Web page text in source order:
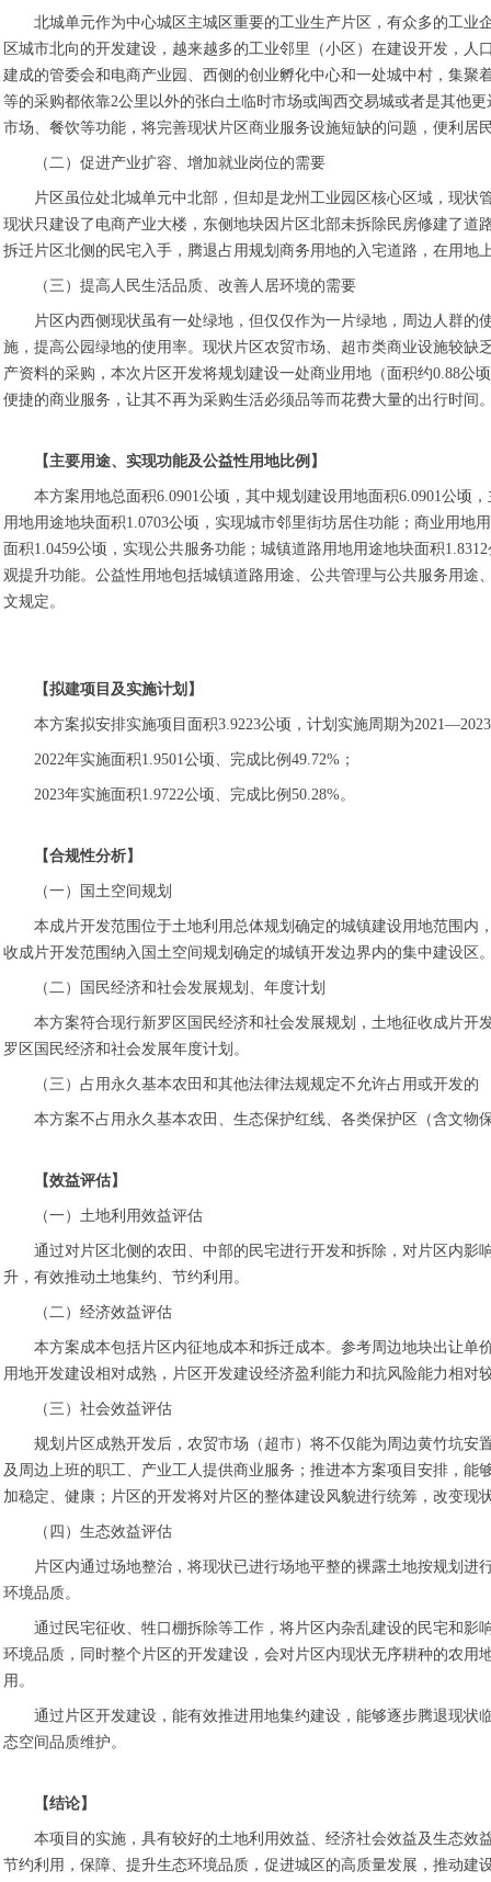
北城单元作为中心城区主城区重要的工业生产片区，有众多的工
区城市北向的开发建设，越来越多的工业邻里（小区）在建设开发，
建成的管委会和电商产业园、西侧的创业孵化中心和一处城中村，集
等的采购都依靠2公里以外的张白土临时市场或闽西交易城或者是其他
市场、餐饮等功能，将完善现状片区商业服务设施短缺的问题，便利
（二）促进产业扩容、增加就业岗位的需要
片区虽位处北城单元中北部，但却是龙州工业园区核心区域，现
现状只建设了电商产业大楼，东侧地块因片区北部未拆除民房修建了
拆迁片区北侧的民宅入手，腾退占用规划商务用地的入宅道路，在用
（三）提高人民生活品质、改善人居环境的需要
片区内西侧现状虽有一处绿地，但仅仅作为一片绿地，周边人群
施，提高公园绿地的使用率。现状片区农贸市场、超市类商业设施较
产资料的采购，本次片区开发将规划建设一处商业用地（面积约0.88
便捷的商业服务，让其不再为采购生活必须品等而花费大量的出行时
【主要用途、实现功能及公益性用地比例】
本方案用地总面积6.0901公顷，其中规划建设用地面积6.0901公顷
用地用途地块面积1.0703公顷，实现城市邻里街坊居住功能；商业用地
面积1.0459公顷，实现公共服务功能；城镇道路用地用途地块面积
观提升功能。公益性用地包括城镇道路用途、公共管理与公共服务用途
文规定。
【拟建项目及实施计划】
本方案拟安排实施项目面积3.9223公顷，计划实施周期为
2022年实施面积1.9501公顷、完成比例49.72%；
2023年实施面积1.9722公顷、完成比例50.28%。
【合规性分析】
（一）国土空间规划
本成片开发范围位于土地利用总体规划确定的城镇建设用地范围内
收成片开发范围纳入国土空间规划确定的城镇开发边界内的集中建设区
（二）国民经济和社会发展规划、年度计划
本方案符合现行新罗区国民经济和社会发展规划，土地征收成片
罗区国民经济和社会发展年度计划。
（三）占用永久基本农田和其他法律法规规定不允许占用或开发的
本方案不占用永久基本农田、生态保护红线、各类保护区（含文
【效益评估】
（一）土地利用效益评估
通过对片区北侧的农田、中部的民宅进行开发和拆除，对片区内
升，有效推动土地集约、节约利用。
（二）经济效益评估
本方案成本包括片区内征地成本和拆迁成本。参考周边地块出让
用地开发建设相对成熟，片区开发建设经济盈利能力和抗风险能力相对
（三）社会效益评估
规划片区成熟开发后，农贸市场（超市）将不仅能为周边黄竹坑
及周边上班的职工、产业工人提供商业服务；推进本方案项目安排，
加稳定、健康；片区的开发将对片区的整体建设风貌进行统筹，改变
（四）生态效益评估
片区内通过场地整治，将现状已进行场地平整的裸露土地按规划
环境品质。
通过民宅征收、牲口棚拆除等工作，将片区内杂乱建设的民宅和
环境品质，同时整个片区的开发建设，会对片区内现状无序耕种的农
用。
通过片区开发建设，能有效推进用地集约建设，能够逐步腾退现
态空间品质维护。
【结论】
本项目的实施，具有较好的土地利用效益、经济社会效益及生态
节约利用，保障、提升生态环境品质，促进城区的高质量发展，推动建